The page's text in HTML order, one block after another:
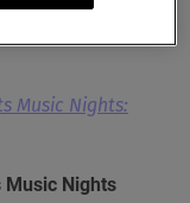
Music Nights:
Music Nights